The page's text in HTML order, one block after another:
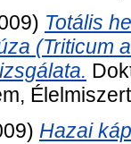
Totális
(Triticum
Hazai